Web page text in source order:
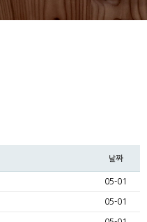
날짜
05-01
05-01